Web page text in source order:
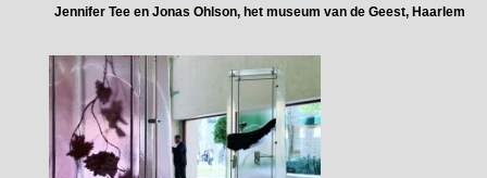
Jennifer Tee en Jonas Ohlson, het museum van de Geest, Haarlem